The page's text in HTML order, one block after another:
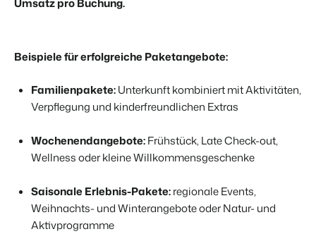
Umsatz pro Buchung.
Beispiele für erfolgreiche Paketangebote:
Familienpakete:Unterkunft kombiniert mit Aktivitäten,
Verpflegung und kinderfreundlichen Extras
Wochenendangebote:Frühstück, Late Check-out,
Wellness oder kleine Willkommensgeschenke
Saisonale Erlebnis-Pakete:regionale Events,
Weihnachts- und Winterangebote oder Natur- und
Aktivprogramme